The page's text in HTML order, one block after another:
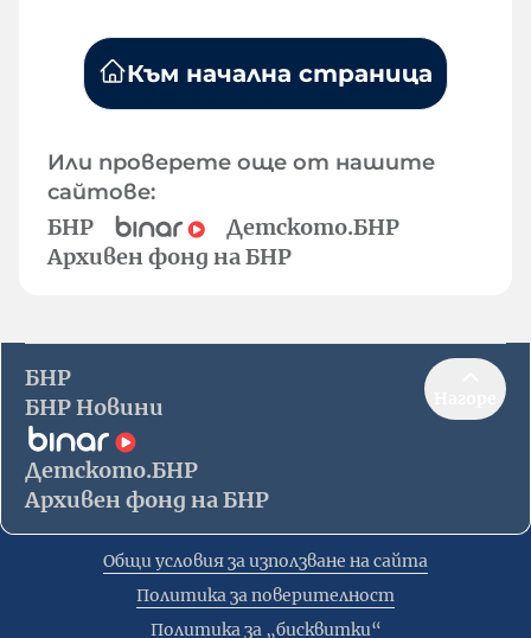
Към начална страница
Или проверете още от нашите
сайтове:
БНР
Детското.БНР
Архивен фонд на БНР
БНР
БНР Новини
Детското.БНР
Архивен фонд на БНР
Общи условия за използване на сайта
Политика за поверителност
Политика за „бисквитки“